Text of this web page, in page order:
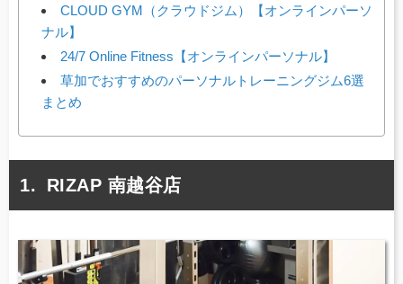
CLOUD GYM（クラウドジム）【オンラインパーソ
ナル】
24/7 Online Fitness【オンラインパーソナル】
草加でおすすめのパーソナルトレーニングジム6選
まとめ
RIZAP 南越谷店